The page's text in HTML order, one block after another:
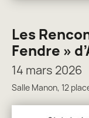
Les
Fendre »
14 mars 2026
Salle Manon, 12